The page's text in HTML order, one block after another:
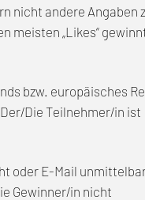
nicht andere Angaben
meisten „Likes“
bzw. europäisches
Die Teilnehmer/in ist
oder E-Mail
Gewinner/in nicht